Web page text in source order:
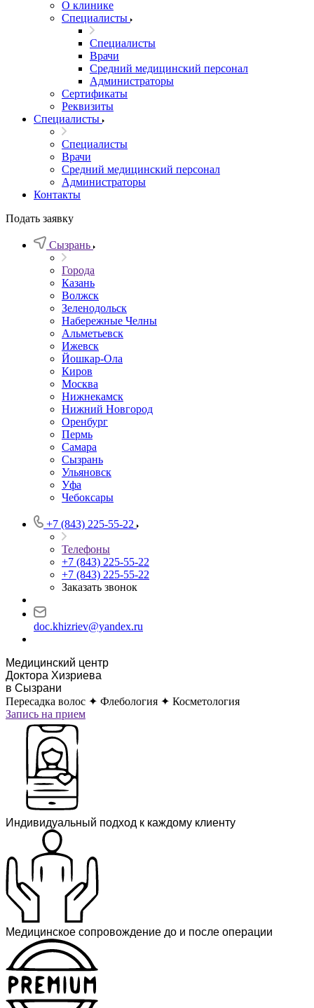
О клинике
Специалисты
Специалисты
Врачи
Средний медицинский персонал
Администраторы
Сертификаты
Реквизиты
Специалисты
Специалисты
Врачи
Средний медицинский персонал
Администраторы
Контакты
Подать заявку
Сызрань
Города
Казань
Волжск
Зеленодольск
Набережные Челны
Альметьевск
Ижевск
Йошкар-Ола
Киров
Москва
Нижнекамск
Нижний Новгород
Оренбург
Пермь
Самара
Сызрань
Ульяновск
Уфа
Чебоксары
+7 (843) 225-55-22
Телефоны
+7 (843) 225-55-22
+7 (843) 225-55-22
Заказать звонок
doc.khizriev@yandex.ru
Медицинский центр
Доктора Хизриева
в Сызрани
Пересадка волос ✦ Флебология ✦ Косметология
Запись на прием
Индивидуальный подход к каждому клиенту
Медицинское сопровождение до и после операции